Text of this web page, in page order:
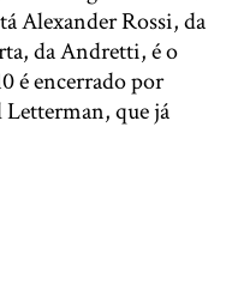
Alexander Rossi, da
da Andretti, é o
é encerrado por
que já